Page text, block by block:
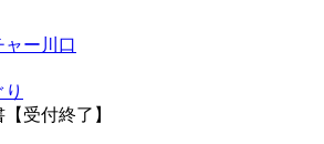
ャー川口
受付終了】